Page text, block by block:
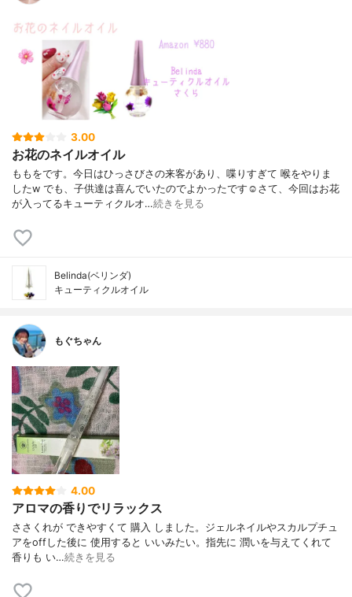
3.00
お花のネイルオイル
ももをです。今日はひっさびさの来客があり、喋りすぎて 喉をやりま
したw でも、子供達は喜んでいたのでよかったです☺️さて、今回はお花
が入ってるキューティクルオ…続きを見る
Belinda(ベリンダ)
キューティクルオイル
もぐちゃん
4.00
アロマの香りでリラックス
ささくれが できやすくて 購入 しました。ジェルネイルやスカルプチュ
アをoffした後に 使用すると いいみたい。指先に 潤いを与えてくれて
香りも い…続きを見る